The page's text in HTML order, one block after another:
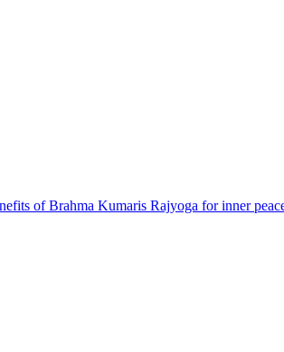
of Brahma Kumaris Rajyoga for inner